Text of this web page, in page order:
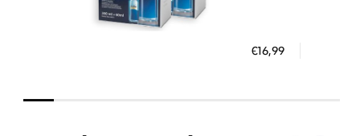
€16,99
Διαθέσιμο